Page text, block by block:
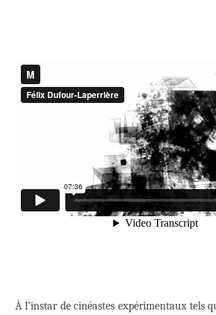
À l’instar de cinéastes expérimentaux tels